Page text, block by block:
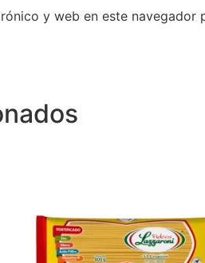
y web en este navegador